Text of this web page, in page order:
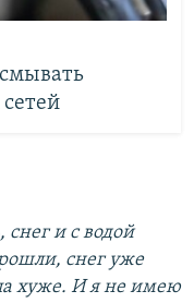
и с водой
снег уже
хуже. И я не имею